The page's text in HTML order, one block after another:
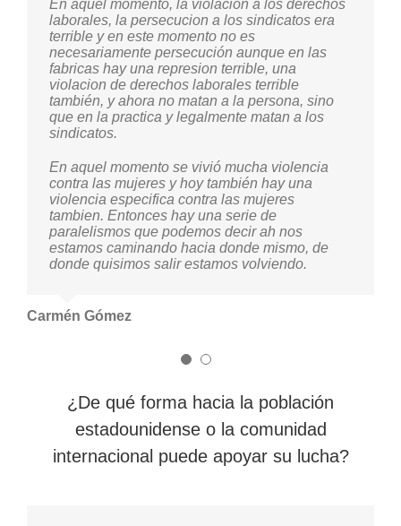
En aquel momento, la violación a los derechos
laborales, la persecucion a los sindicatos era
terrible y en este momento no es
necesariamente persecución aunque en las
fabricas hay una represion terrible, una
violacion de derechos laborales terrible
también, y ahora no matan a la persona, sino
que en la practica y legalmente matan a los
sindicatos.
En aquel momento se vivió mucha violencia
contra las mujeres y hoy también hay una
violencia especifica contra las mujeres
tambien. Entonces hay una serie de
paralelismos que podemos decir ah nos
estamos caminando hacia donde mismo, de
donde quisimos salir estamos volviendo.
Carmén Gómez
Los panoramas son muy parecidos y ha habido
una continuidad de esas agresiones que se
han ido transformando y preocupa que vuelvan
estas acciones tan claras y violentas. No es un
secreto para nadie los asesinatos de
defensoras y defensores de derechos
humanos, el encarcelamiento de autoridades
indígenas, comunitarias, todas esas acciones
que están presentes hoy en día para defender
Jovita Tzul
¿De qué forma hacia la población
estadounidense o la comunidad
internacional puede apoyar su lucha?